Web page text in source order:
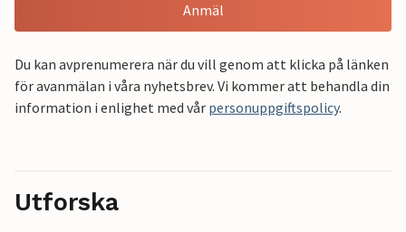
Anmäl
Du kan avprenumerera när du vill genom att klicka på länken
för avanmälan i våra nyhetsbrev. Vi kommer att behandla din
information i enlighet med vår personuppgiftspolicy.
Utforska